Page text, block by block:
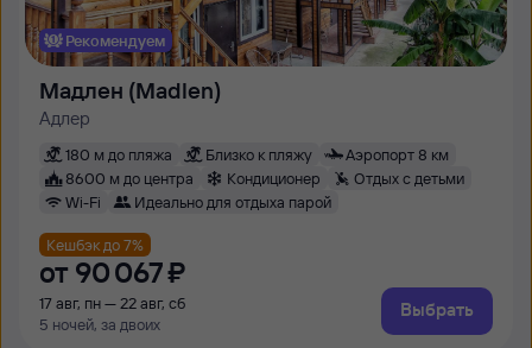
Рекомендуем
Мадлен (Madlen)
Адлер
180 м до пляжа Близко к пляжу
Аэропорт 8 км
8600 м до центра
Кондиционер
Отдых с детьми
Wi-Fi
Идеально для отдыха парой
Кешбэк до 7%
от 90 ⁠067 ⁠₽
17 авг, пн — 22 авг, сб
5 ночей, за двоих
Выбрать